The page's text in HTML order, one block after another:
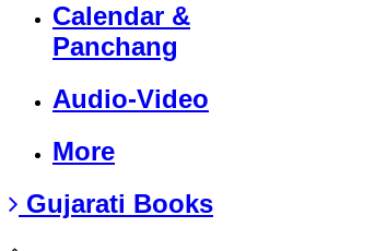
Calendar &
Panchang
Audio-Video
More
Gujarati Books